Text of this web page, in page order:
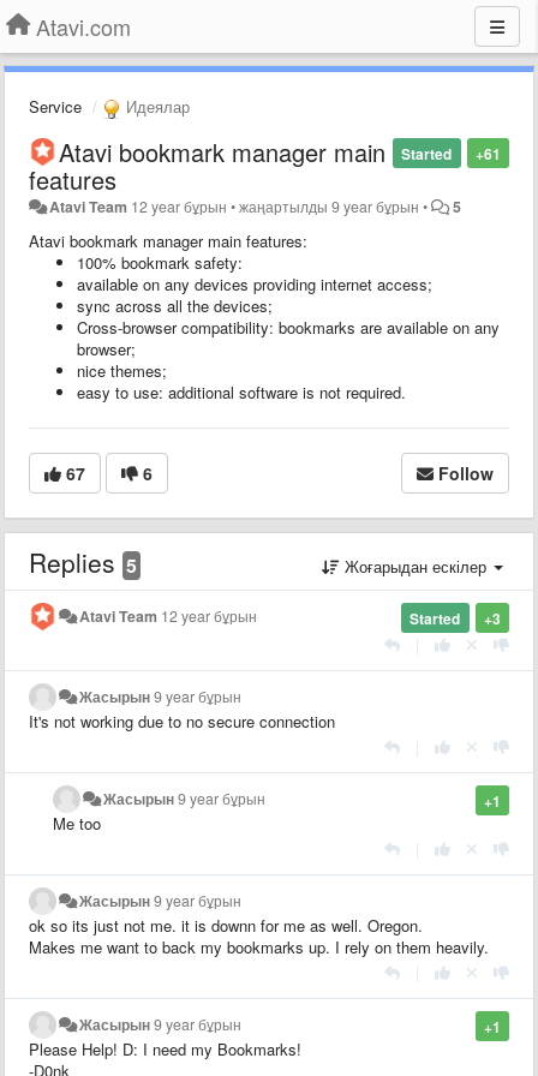
Atavi.com
Service Идеялар
+61
Started
Atavi bookmark manager main
features
Atavi Team 12 year бұрын •жаңартылды9 year бұрын • 5
Atavi bookmark manager main features:
100% bookmark safety:
available on any devices providing internet access;
sync across all the devices;
Cross-browser compatibility: bookmarks are available on any
browser;
nice themes;
easy to use: additional software is not required.
67 6 Follow
Replies 5 Жоғарыдан ескілер
+3
Started
Atavi Team 12 year бұрын
Жасырын9 year бұрын
It's not working due to no secure connection
+1
Жасырын9 year бұрын
Me too
Жасырын9 year бұрын
ok so its just not me. it is downn for me as well. Oregon.
Makes me want to back my bookmarks up. I rely on them heavily.
+1
Жасырын9 year бұрын
Please Help! D: I need my Bookmarks!
-D0nk